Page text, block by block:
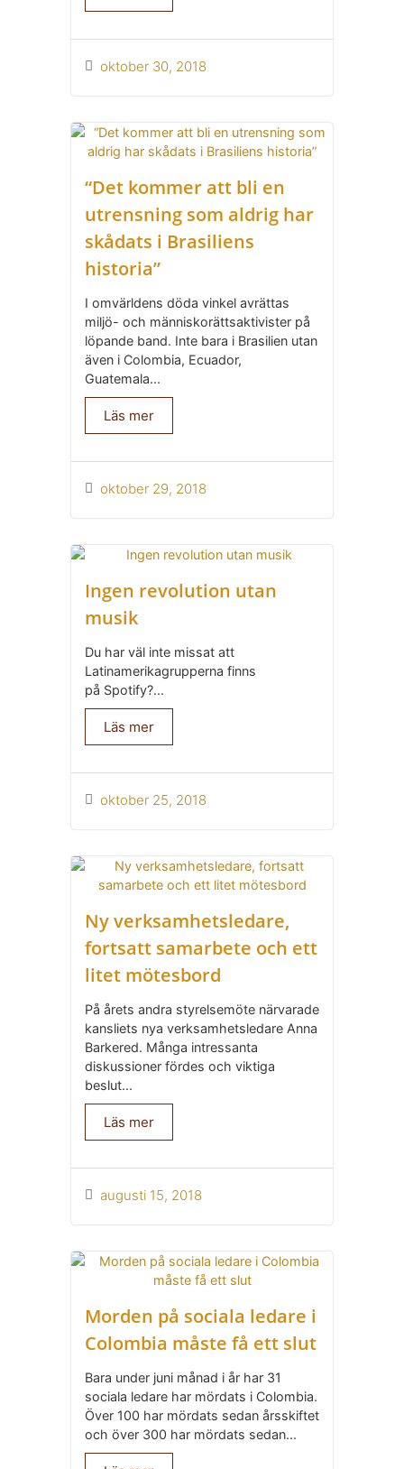
oktober 30, 2018
“Det kommer att bli en
utrensning som aldrig har
skådats i Brasiliens
historia”
oktober 29, 2018
I omvärldens döda vinkel avrättas
miljö- och människorättsaktivister på
löpande band. Inte bara i Brasilien utan
även i Colombia, Ecuador,
Guatemala...
Läs mer
Ingen revolution utan
musik
oktober 25, 2018
Du har väl inte missat att
Latinamerikagrupperna finns
på Spotify?...
Läs mer
Ny verksamhetsledare,
fortsatt samarbete och ett
litet mötesbord
augusti 15, 2018
På årets andra styrelsemöte närvarade
kansliets nya verksamhetsledare Anna
Barkered. Många intressanta
diskussioner fördes och viktiga
beslut...
Läs mer
Morden på sociala ledare i
Colombia måste få ett slut
Bara under juni månad i år har 31
sociala ledare har mördats i Colombia.
Över 100 har mördats sedan årsskiftet
och över 300 har mördats sedan...